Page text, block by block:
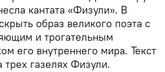
кантата «Физули». В
образ великого поэта с
и трогательным
его внутреннего мира. Текст
трех газелях Физули.